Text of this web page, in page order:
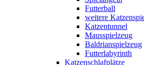
Futterball
weitere
Katzentunnel
Mausspielzeug
Baldrianspielzeug
Futterlabyrinth
Katzenschlafplätze